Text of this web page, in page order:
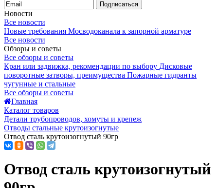
Подписаться
Новости
Все новости
Новые требования Мосводоканала к запорной арматуре
Все новости
Обзоры и советы
Все обзоры и советы
Кран или задвижка, рекомендации по выбору Дисковые
поворотные затворы, преимущества Пожарные гидранты
чугунные и стальные
Все обзоры и советы
Главная
Каталог товаров
Детали трубопроводов, хомуты и крепеж
Отводы стальные крутоизогнутые
Отвод сталь крутоизогнутый 90гр
Отвод сталь крутоизогнутый